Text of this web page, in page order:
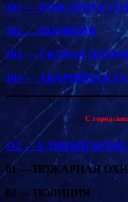
101 — ПОЖАРНАЯ
102 — ПОЛИЦИЯ
103 — СКОРАЯ
104 — АВАРИЙНАЯ
С
112 — ЕДИНЫЙ
01 — ПОЖАРНАЯ
02 — ПОЛИЦИЯ